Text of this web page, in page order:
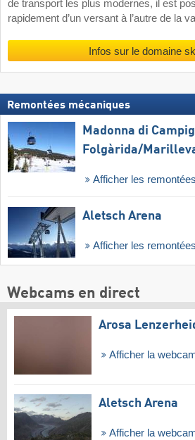
de transport les plus modernes, il est
rapidement d’un versant à l’autre de la
Infos sur le domaine
Remontées mécaniques
Madonna di
Folgàrida/​
Afficher les
Aletsch Arena
Afficher les
Webcams en direct
Arosa
Afficher la
Aletsch Arena
Afficher la